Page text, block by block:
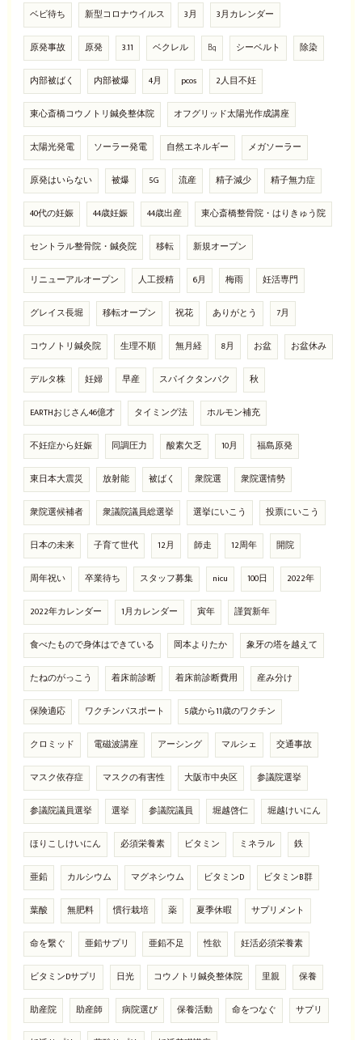
ベビ待ち 新型コロナウイルス 3月 3月カレンダー
原発事故 原発 3.11 ベクレル ㏃ シーベルト 除染
内部被ばく 内部被爆 4月 pcos 2人目不妊
東心斎橋コウノトリ鍼灸整体院 オフグリッド太陽光作成講座
太陽光発電 ソーラー発電 自然エネルギー メガソーラー
原発はいらない 被爆 5G 流産 精子減少 精子無力症
40代の妊娠 44歳妊娠 44歳出産 東心斎橋整骨院・はりきゅう院
セントラル整骨院・鍼灸院 移転 新規オープン
リニューアルオープン 人工授精 6月 梅雨 妊活専門
グレイス長堀 移転オープン 祝花 ありがとう 7月
コウノトリ鍼灸院 生理不順 無月経 8月 お盆 お盆休み
デルタ株 妊婦 早産 スパイクタンパク 秋
EARTHおじさん46億才 タイミング法 ホルモン補充
不妊症から妊娠 同調圧力 酸素欠乏 10月 福島原発
東日本大震災 放射能 被ばく 衆院選 衆院選情勢
衆院選候補者 衆議院議員総選挙 選挙にいこう 投票にいこう
日本の未来 子育て世代 12月 師走 12周年 開院
周年祝い 卒業待ち スタッフ募集 nicu 100日 2022年
2022年カレンダー 1月カレンダー 寅年 謹賀新年
食べたもので身体はできている 岡本よりたか 象牙の塔を越えて
たねのがっこう 着床前診断 着床前診断費用 産み分け
保険適応 ワクチンパスポート 5歳から11歳のワクチン
クロミッド 電磁波講座 アーシング マルシェ 交通事故
マスク依存症 マスクの有害性 大阪市中央区 参議院選挙
参議院議員選挙 選挙 参議院議員 堀越啓仁 堀越けいにん
ほりこしけいにん 必須栄養素 ビタミン ミネラル 鉄
亜鉛 カルシウム マグネシウム ビタミンD ビタミンB群
葉酸 無肥料 慣行栽培 薬 夏季休暇 サプリメント
命を繋ぐ 亜鉛サプリ 亜鉛不足 性欲 妊活必須栄養素
ビタミンDサプリ 日光 コウノトリ鍼灸整体院 里親 保養
助産院 助産師 病院選び 保養活動 命をつなぐ サプリ